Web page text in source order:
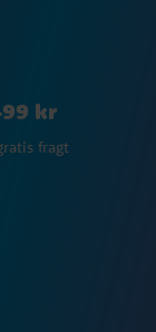
kr
fragt